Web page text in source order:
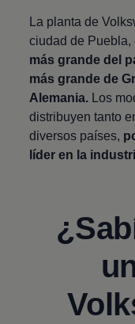
La planta de
ciudad de Puebla,
más grande del
más grande de
Alemania. Los
distribuyen tanto
diversos países,
líder en la